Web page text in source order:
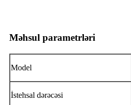
Məhsul parametrləri
Model
İstehsal dərəcəsi